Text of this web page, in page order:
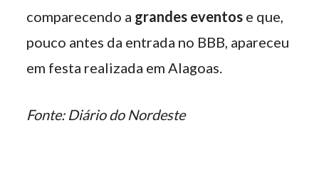
comparecendo a grandes eventos e que,
pouco antes da entrada no BBB, apareceu
em festa realizada em Alagoas.
Fonte: Diário do Nordeste